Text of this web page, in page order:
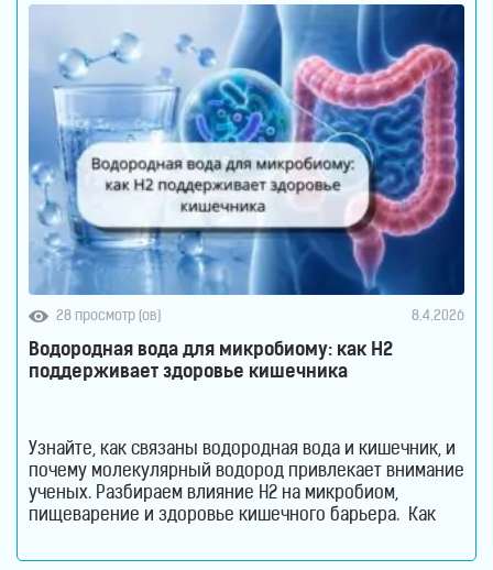
28 просмотр (ов) 8.4.2026
Водородная вода для микробиому: как H2
поддерживает здоровье кишечника
Узнайте, как связаны водородная вода и кишечник, и
почему молекулярный водород привлекает внимание
ученых. Разбираем влияние H2 на микробиом,
пищеварение и здоровье кишечного барьера. Как
Кишечник давно перестал считаться органом,